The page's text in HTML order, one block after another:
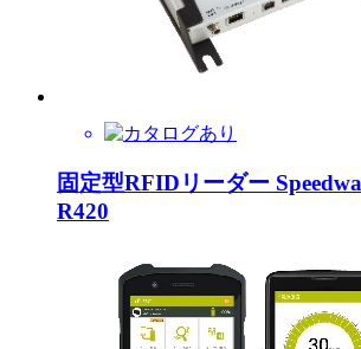
固定型RFIDリーダー
R420